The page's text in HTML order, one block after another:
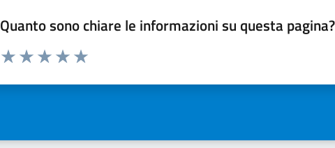
Quanto sono chiare le informazioni su questa pagina?
Valuta da 1 a 5 stelle la pagina